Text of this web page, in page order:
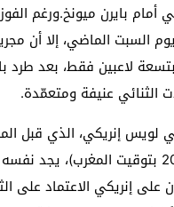
أمام بايرن ميونخ.ورغم
الألماني بايرن ميونخ بنتيجة (2-0) يوم
الثنائي عنيفة ومتعمّدة.
لويس إنريكي، الذي قبل
النهائي، المقرر إقامتها مساء الأربعاء
إنريكي الاعتماد على